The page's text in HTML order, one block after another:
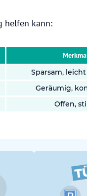
helfen kann:
Sparsam,
Geräumig,
Offen,